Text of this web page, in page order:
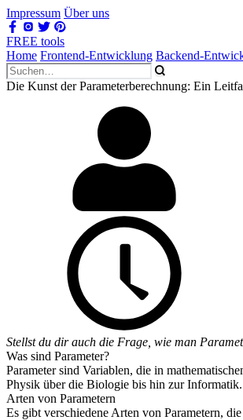
Impressum Über uns
FREE tools
Home Frontend-Entwicklung Backend-
Die Kunst der Parameterberechnung: Ein
Stellst du dir auch die Frage, wie man
Was sind Parameter?
Parameter sind Variablen, die in
Physik über die Biologie bis hin zur
Arten von Parametern
Es gibt verschiedene Arten von Parametern,